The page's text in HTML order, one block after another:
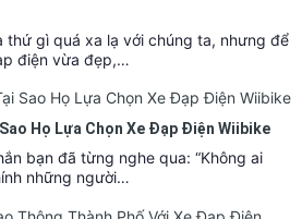
thứ gì quá xa lạ với chúng ta, nhưng để
điện vừa đẹp,…
Họ Lựa Chọn Xe Đạp Điện Wiibike
bạn đã từng nghe qua: “Không ai
những người…